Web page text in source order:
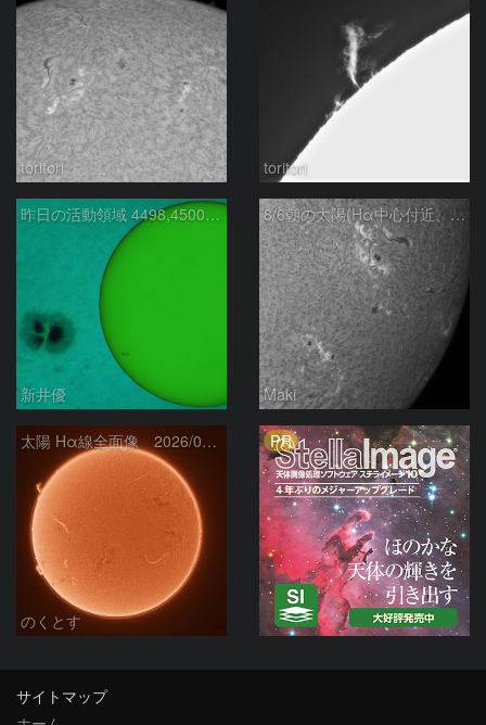
toritori toritori
昨日の活動領域 4498,4500：2026/08/05
新井優
8/6朝の太陽(Hα中心付近、4498、4502付近)
Maki
太陽 Hα線全面像 2026/08/06
のくとす
PR
サイトマップ